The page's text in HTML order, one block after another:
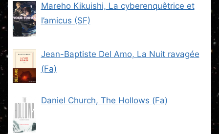
Mareho Kikuishi, La cyberenquêtrice et
l’amicus (SF)
Jean-Baptiste Del Amo, La Nuit ravagée
(Fa)
Daniel Church, The Hollows (Fa)